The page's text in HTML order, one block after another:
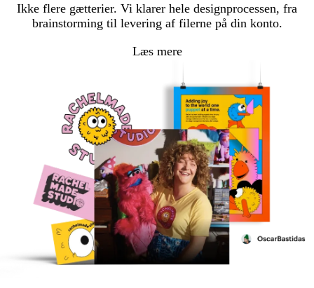
Ikke flere gætterier. Vi klarer hele designprocessen, fra
brainstorming til levering af filerne på din konto.
Læs mere